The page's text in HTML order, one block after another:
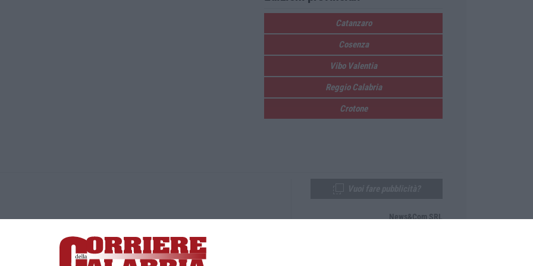
Catanzaro
Cosenza
Vibo Valentia
Reggio Calabria
Crotone
Lamezia Terme (CZ)
responsabile Paola Militano |Privacy
News&Com SRL